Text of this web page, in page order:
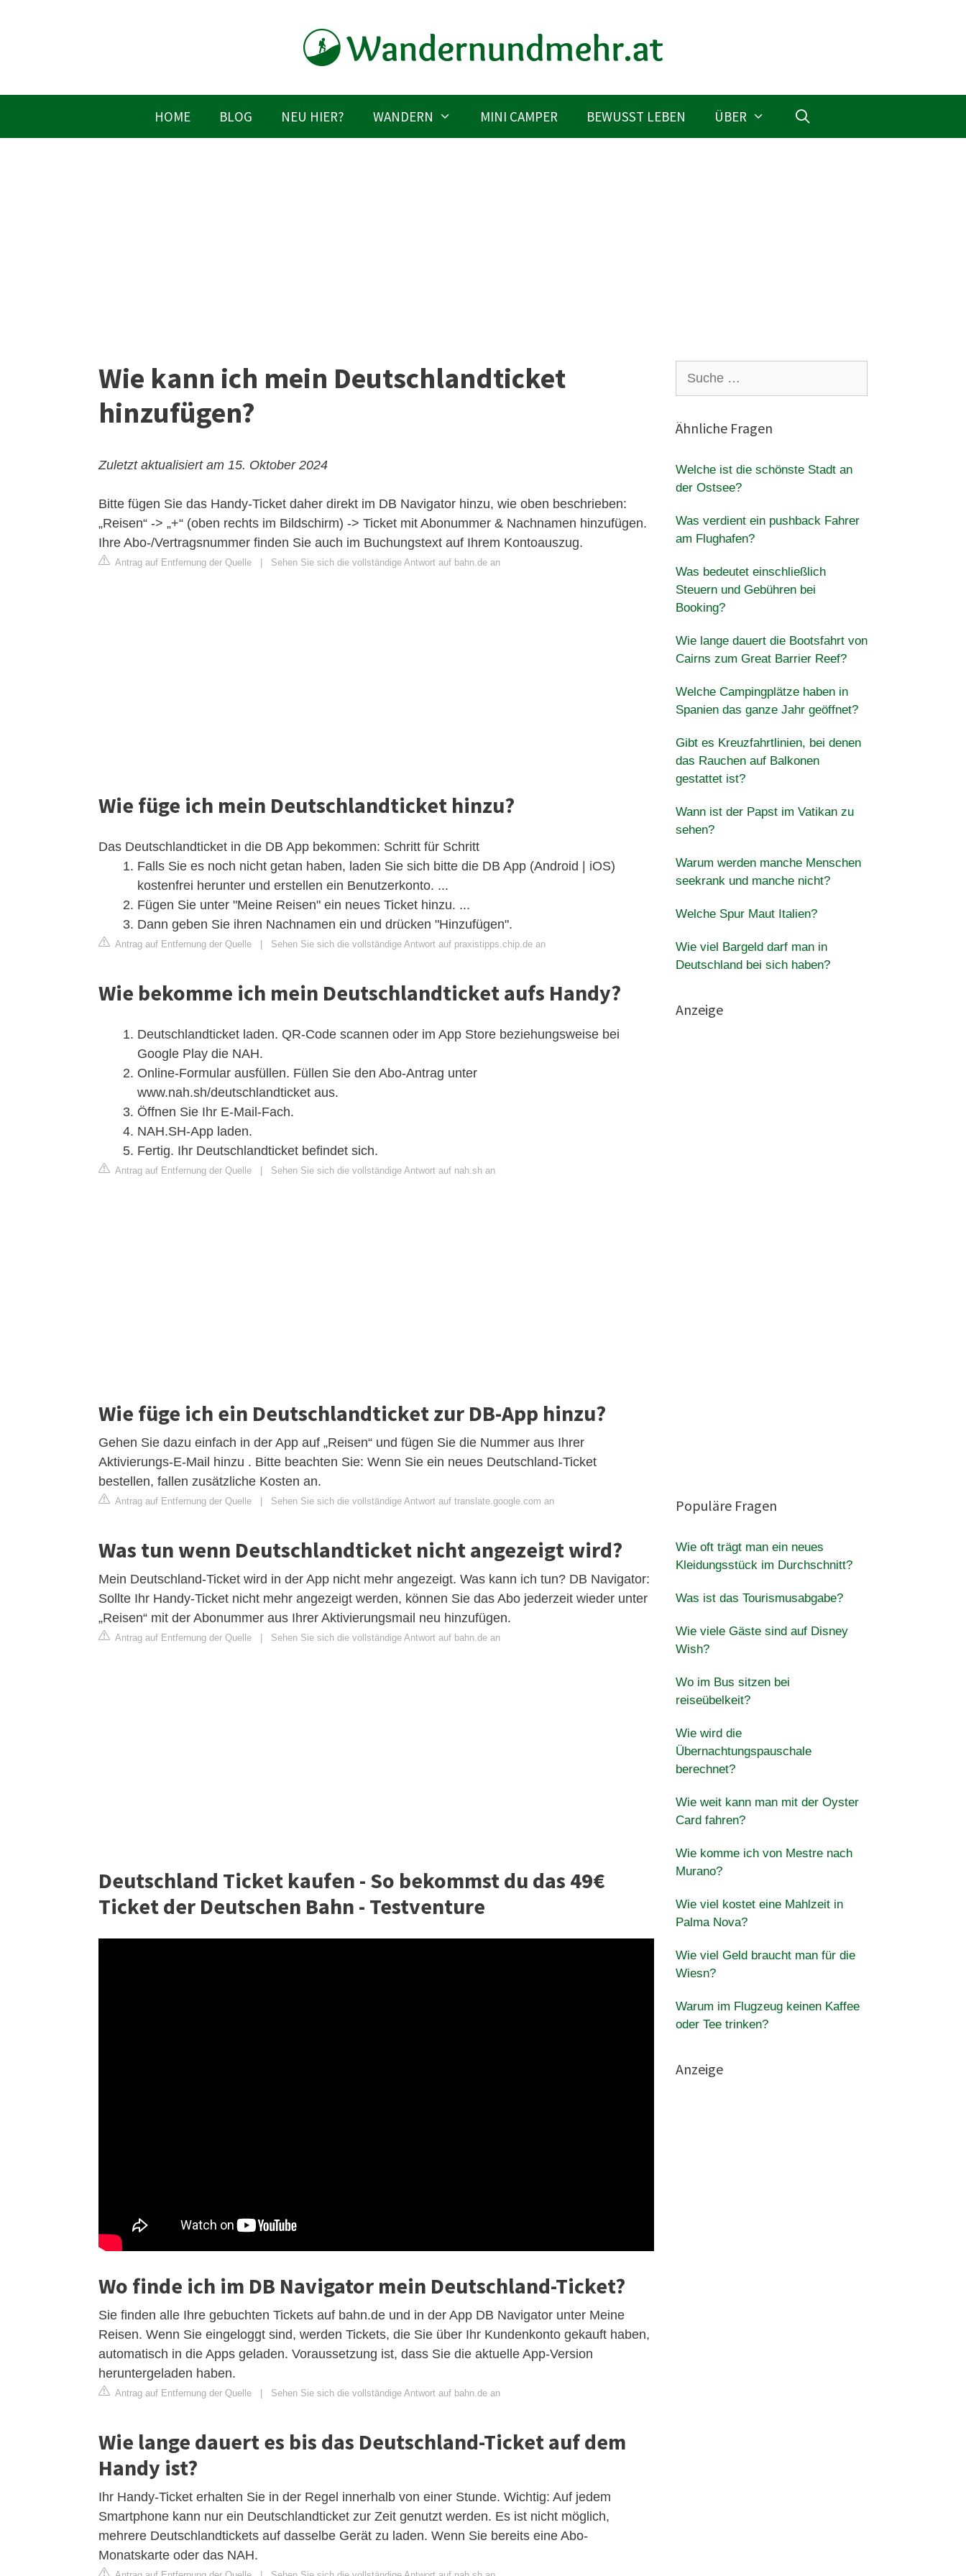
HOME BLOG NEU HIER? WANDERN MINI CAMPER BEWUSST LEBEN ÜBER
Wie kann ich mein Deutschlandticket
hinzufügen?
Zuletzt aktualisiert am 15. Oktober 2024
Bitte fügen Sie das Handy-Ticket daher direkt im DB Navigator hinzu, wie oben beschrieben:
„Reisen“ -> „+“ (oben rechts im Bildschirm) -> Ticket mit Abonummer & Nachnamen hinzufügen.
Ihre Abo-/Vertragsnummer finden Sie auch im Buchungstext auf Ihrem Kontoauszug.
Antrag auf Entfernung der Quelle Sehen Sie sich die vollständige Antwort auf bahn.de an
Wie füge ich mein Deutschlandticket hinzu?
Das Deutschlandticket in die DB App bekommen: Schritt für Schritt
Falls Sie es noch nicht getan haben, laden Sie sich bitte die DB App (Android | iOS)
kostenfrei herunter und erstellen ein Benutzerkonto. ...
Fügen Sie unter "Meine Reisen" ein neues Ticket hinzu. ...
Dann geben Sie ihren Nachnamen ein und drücken "Hinzufügen".
Antrag auf Entfernung der Quelle Sehen Sie sich die vollständige Antwort auf praxistipps.chip.de an
Wie bekomme ich mein Deutschlandticket aufs Handy?
Deutschlandticket laden. QR-Code scannen oder im App Store beziehungsweise bei
Google Play die NAH.
Online-Formular ausfüllen. Füllen Sie den Abo-Antrag unter
www.nah.sh/deutschlandticket aus.
Öffnen Sie Ihr E-Mail-Fach.
NAH.SH-App laden.
Fertig. Ihr Deutschlandticket befindet sich.
Antrag auf Entfernung der Quelle Sehen Sie sich die vollständige Antwort auf nah.sh an
Wie füge ich ein Deutschlandticket zur DB-App hinzu?
Gehen Sie dazu einfach in der App auf „Reisen“ und fügen Sie die Nummer aus Ihrer
Aktivierungs-E-Mail hinzu . Bitte beachten Sie: Wenn Sie ein neues Deutschland-Ticket
bestellen, fallen zusätzliche Kosten an.
Antrag auf Entfernung der Quelle Sehen Sie sich die vollständige Antwort auf translate.google.com an
Was tun wenn Deutschlandticket nicht angezeigt wird?
Mein Deutschland-Ticket wird in der App nicht mehr angezeigt. Was kann ich tun? DB Navigator:
Sollte Ihr Handy-Ticket nicht mehr angezeigt werden, können Sie das Abo jederzeit wieder unter
„Reisen“ mit der Abonummer aus Ihrer Aktivierungsmail neu hinzufügen.
Antrag auf Entfernung der Quelle Sehen Sie sich die vollständige Antwort auf bahn.de an
Deutschland Ticket kaufen - So bekommst du das 49€
Ticket der Deutschen Bahn - Testventure
Wo finde ich im DB Navigator mein Deutschland-Ticket?
Sie finden alle Ihre gebuchten Tickets auf bahn.de und in der App DB Navigator unter Meine
Reisen. Wenn Sie eingeloggt sind, werden Tickets, die Sie über Ihr Kundenkonto gekauft haben,
automatisch in die Apps geladen. Voraussetzung ist, dass Sie die aktuelle App-Version
heruntergeladen haben.
Antrag auf Entfernung der Quelle | Sehen Sie sich die vollständige Antwort auf bahn.de an
Wie lange dauert es bis das Deutschland-Ticket auf dem
Handy ist?
Ihr Handy-Ticket erhalten Sie in der Regel innerhalb von einer Stunde. Wichtig: Auf jedem
Smartphone kann nur ein Deutschlandticket zur Zeit genutzt werden. Es ist nicht möglich,
mehrere Deutschlandtickets auf dasselbe Gerät zu laden. Wenn Sie bereits eine Abo-
Monatskarte oder das NAH.
nach:
Ähnliche Fragen
Welche ist die schönste Stadt an
der Ostsee?
Was verdient ein pushback Fahrer
am Flughafen?
Was bedeutet einschließlich
Steuern und Gebühren bei
Booking?
Wie lange dauert die Bootsfahrt von
Cairns zum Great Barrier Reef?
Welche Campingplätze haben in
Spanien das ganze Jahr geöffnet?
Gibt es Kreuzfahrtlinien, bei denen
das Rauchen auf Balkonen
gestattet ist?
Wann ist der Papst im Vatikan zu
sehen?
Warum werden manche Menschen
seekrank und manche nicht?
Welche Spur Maut Italien?
Wie viel Bargeld darf man in
Deutschland bei sich haben?
Anzeige
Populäre Fragen
Wie oft trägt man ein neues
Kleidungsstück im Durchschnitt?
Was ist das Tourismusabgabe?
Wie viele Gäste sind auf Disney
Wish?
Wo im Bus sitzen bei
reiseübelkeit?
Wie wird die
Übernachtungspauschale
berechnet?
Wie weit kann man mit der Oyster
Card fahren?
Wie komme ich von Mestre nach
Murano?
Wie viel kostet eine Mahlzeit in
Palma Nova?
Wie viel Geld braucht man für die
Wiesn?
Warum im Flugzeug keinen Kaffee
oder Tee trinken?
Anzeige